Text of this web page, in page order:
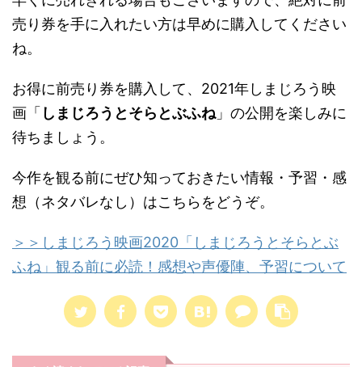
売り券を手に入れたい方は早めに購入してください
ね。
お得に前売り券を購入して、2021年しまじろう映
画「 しまじろうとそらとぶふね」の公開を楽しみに
待ちましょう。
今作を観る前にぜひ知っておきたい情報・予習・感
想（ネタバレなし）はこちらをどうぞ。
＞＞しまじろう映画2020「しまじろうとそらとぶ
ふね」観る前に必読！感想や声優陣、予習について